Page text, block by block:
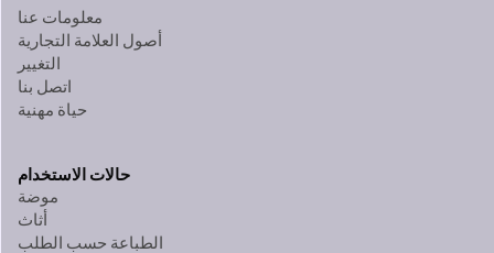
معلومات عنا
أصول العلامة التجارية
التغيير
اتصل بنا
حياة مهنية
حالات الاستخدام
موضة
أثاث
الطباعة حسب الطلب